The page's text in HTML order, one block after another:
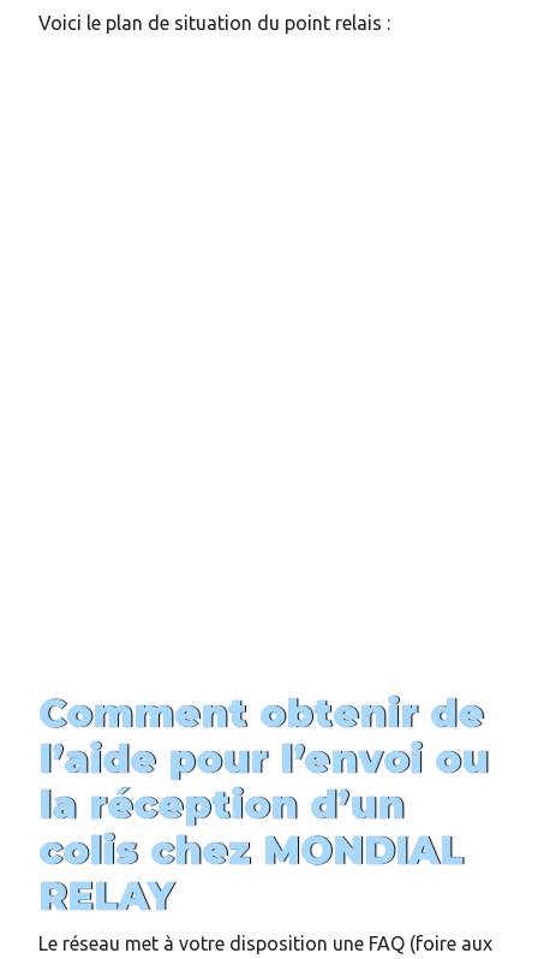
Voici le plan de situation du point relais :
Comment obtenir de
l’aide pour l’envoi ou
la réception d’un
colis chez MONDIAL
RELAY
Le réseau met à votre disposition une FAQ (foire aux